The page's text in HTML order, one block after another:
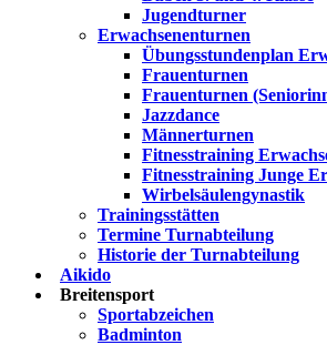
Jugendturner
Erwachsenenturnen
Übungsstundenplan
Frauenturnen
Frauenturnen
Jazzdance
Männerturnen
Fitnesstraining
Fitnesstraining Junge
Wirbelsäulengynastik
Trainingsstätten
Termine Turnabteilung
Historie der Turnabteilung
Aikido
Breitensport
Sportabzeichen
Badminton